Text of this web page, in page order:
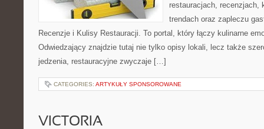
restauracjach, recenzjach,
trendach oraz zapleczu
Recenzje i Kulisy Restauracji. To portal, który łączy kulinarne
Odwiedzający znajdzie tutaj nie tylko opisy lokali, lecz także
jedzenia, restauracyjne zwyczaje […]
CATEGORIES: ARTYKUŁY SPONSOROWANE
VICTORIA